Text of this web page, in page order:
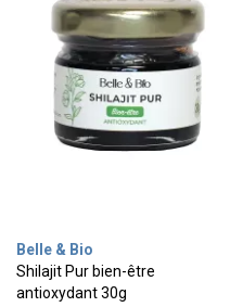
Belle & Bio
Shilajit Pur bien-être
antioxydant 30g